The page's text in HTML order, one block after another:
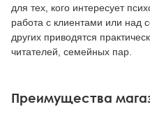
для тех, кого интересует
работа с клиентами или над
других приводятся
читателей, семейных пар.
Преимущества